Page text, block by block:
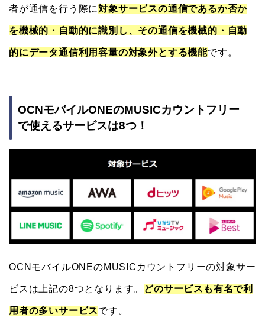
者が通信を行う際に対象サービスの通信であるか否か
を機械的・自動的に識別し、その通信を機械的・自動
的にデータ通信利用容量の対象外とする機能です。
OCNモバイルONEのMUSICカウントフリー
で使えるサービスは8つ！
OCNモバイルONEのMUSICカウントフリーの対象サー
ビスは上記の8つとなります。 どのサービスも有名で利
用者の多いサービスです。